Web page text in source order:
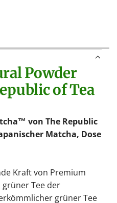
.
of Tea
von The Republic
Matcha, Dose
Kraft von Premium
Tee der
grüner Tee